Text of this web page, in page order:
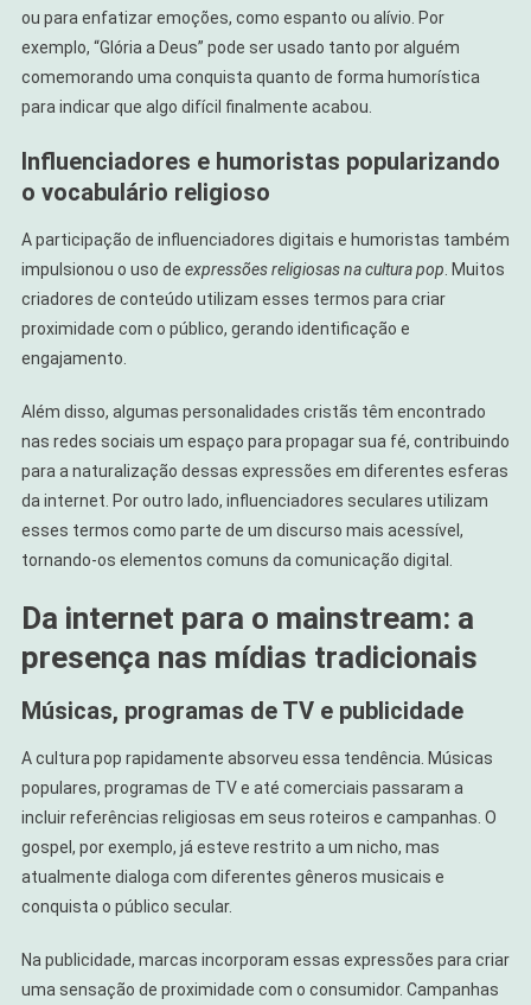
ou para enfatizar emoções, como espanto ou alívio. Por
exemplo, “Glória a Deus” pode ser usado tanto por alguém
comemorando uma conquista quanto de forma humorística
para indicar que algo difícil finalmente acabou.
Influenciadores e humoristas popularizando
o vocabulário religioso
A participação de influenciadores digitais e humoristas também
impulsionou o uso de expressões religiosas na cultura pop . Muitos
criadores de conteúdo utilizam esses termos para criar
proximidade com o público, gerando identificação e
engajamento.
Além disso, algumas personalidades cristãs têm encontrado
nas redes sociais um espaço para propagar sua fé, contribuindo
para a naturalização dessas expressões em diferentes esferas
da internet. Por outro lado, influenciadores seculares utilizam
esses termos como parte de um discurso mais acessível,
tornando-os elementos comuns da comunicação digital.
Da internet para o mainstream: a
presença nas mídias tradicionais
Músicas, programas de TV e publicidade
A cultura pop rapidamente absorveu essa tendência. Músicas
populares, programas de TV e até comerciais passaram a
incluir referências religiosas em seus roteiros e campanhas. O
gospel, por exemplo, já esteve restrito a um nicho, mas
atualmente dialoga com diferentes gêneros musicais e
conquista o público secular.
Na publicidade, marcas incorporam essas expressões para criar
uma sensação de proximidade com o consumidor. Campanhas